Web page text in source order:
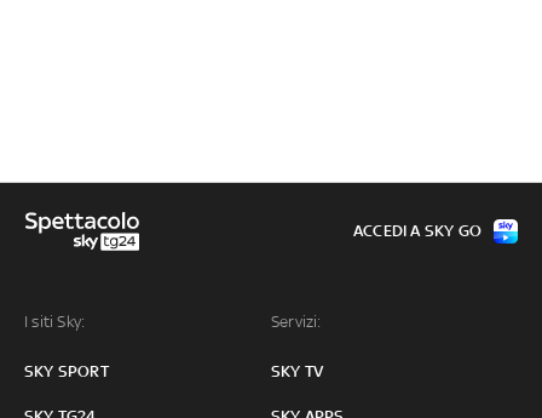
I siti Sky:
SKY SPORT
Servizi:
SKY TV
ACCEDI A SKY GO